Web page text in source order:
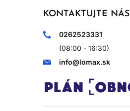
KONTAKTUJTE NÁS
0262523331
(08:00 - 16:30)
info@lomax.sk